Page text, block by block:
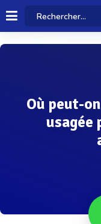
Où peut-
usagée